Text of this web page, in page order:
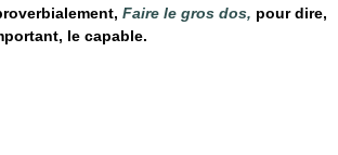
Faire le gros dos, pour dire,
le capable.